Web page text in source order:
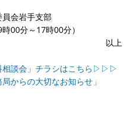
会岩手支部
00分～17時00分）
以上
相談会」チラシはこちら▷▷▷
からの大切なお知らせ」